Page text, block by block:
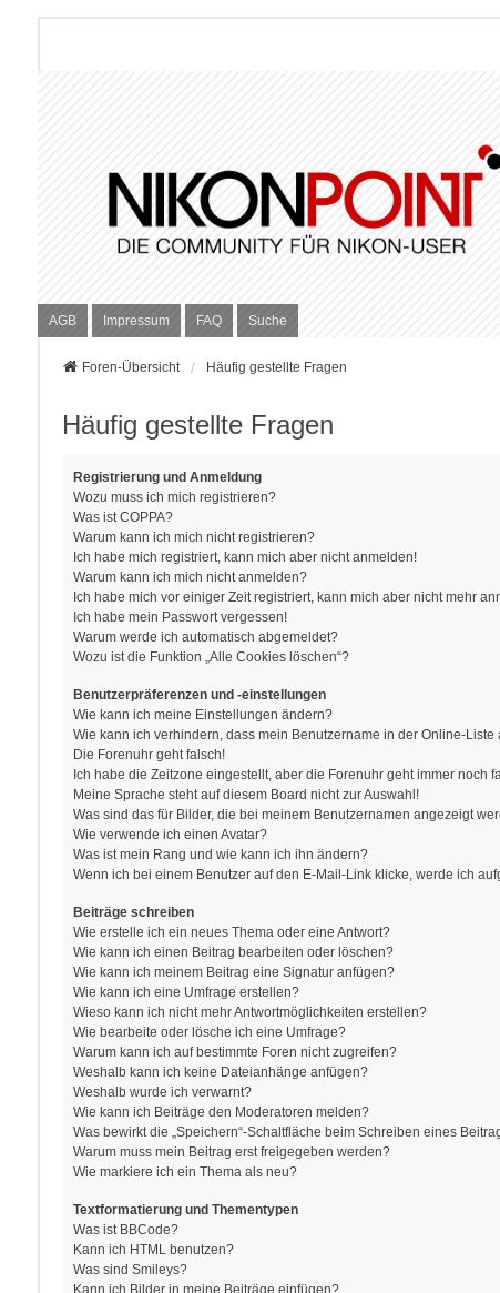
AGB Impressum FAQ Suche
Foren-Übersicht Häufig gestellte Fragen
Häufig gestellte Fragen
Registrierung und Anmeldung
Wozu muss ich mich registrieren?
Was ist COPPA?
Warum kann ich mich nicht registrieren?
Ich habe mich registriert, kann mich aber nicht anmelden!
Warum kann ich mich nicht anmelden?
Ich habe mich vor einiger Zeit registriert, kann mich aber nicht mehr
Ich habe mein Passwort vergessen!
Warum werde ich automatisch abgemeldet?
Wozu ist die Funktion „Alle Cookies löschen“?
Benutzerpräferenzen und -einstellungen
Wie kann ich meine Einstellungen ändern?
Wie kann ich verhindern, dass mein Benutzername in der Online-Liste
Die Forenuhr geht falsch!
Ich habe die Zeitzone eingestellt, aber die Forenuhr geht immer noch
Meine Sprache steht auf diesem Board nicht zur Auswahl!
Was sind das für Bilder, die bei meinem Benutzernamen angezeigt
Wie verwende ich einen Avatar?
Was ist mein Rang und wie kann ich ihn ändern?
Wenn ich bei einem Benutzer auf den E-Mail-Link klicke, werde ich
Beiträge schreiben
Wie erstelle ich ein neues Thema oder eine Antwort?
Wie kann ich einen Beitrag bearbeiten oder löschen?
Wie kann ich meinem Beitrag eine Signatur anfügen?
Wie kann ich eine Umfrage erstellen?
Wieso kann ich nicht mehr Antwortmöglichkeiten erstellen?
Wie bearbeite oder lösche ich eine Umfrage?
Warum kann ich auf bestimmte Foren nicht zugreifen?
Weshalb kann ich keine Dateianhänge anfügen?
Weshalb wurde ich verwarnt?
Wie kann ich Beiträge den Moderatoren melden?
Was bewirkt die „Speichern“-Schaltfläche beim Schreiben eines
Warum muss mein Beitrag erst freigegeben werden?
Wie markiere ich ein Thema als neu?
Textformatierung und Thementypen
Was ist BBCode?
Kann ich HTML benutzen?
Was sind Smileys?
Kann ich Bilder in meine Beiträge einfügen?